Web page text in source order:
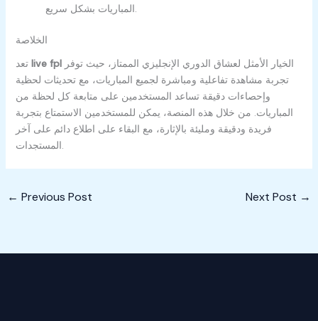
المباريات بشكل سريع.
الخلاصة
تعد live fplالخيار الأمثل لعشاق الدوري الإنجليزي الممتاز، حيث توفر
تجربة مشاهدة تفاعلية ومباشرة لجميع المباريات، مع تحديثات لحظية
وإحصاءات دقيقة تساعد المستخدمين على متابعة كل لحظة من
المباريات. من خلال هذه المنصة، يمكن للمستخدمين الاستمتاع بتجربة
فريدة ودقيقة ومليئة بالإثارة، مع البقاء على اطلاع دائم على آخر
المستجدات.
← Previous Post Next Post →